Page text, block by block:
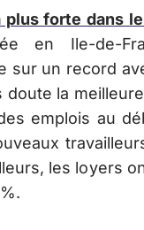
plus forte dans
en Ile-de-
sur un record
la
emplois au
les loyers